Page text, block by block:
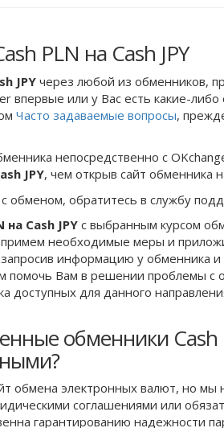
PLN на Cash JPY
JPY через любой из обменников,
впервые или у Вас есть какие-
Часто задаваемые вопросы,
непосредственно c
JPY, чем открыв сайт обменника
обменом, обратитесь в службу
на Cash JPY с выбранным курсом
необходимые меры и
информацию у обменника
помочь Вам в решении проблемы c
доступных для данного
обменники Cash
обмена электронных валют, но мы
соглашениями или
гарантированию надежности